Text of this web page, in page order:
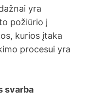
yra
požiūrio į
kurios įtaka
procesui yra
svarba